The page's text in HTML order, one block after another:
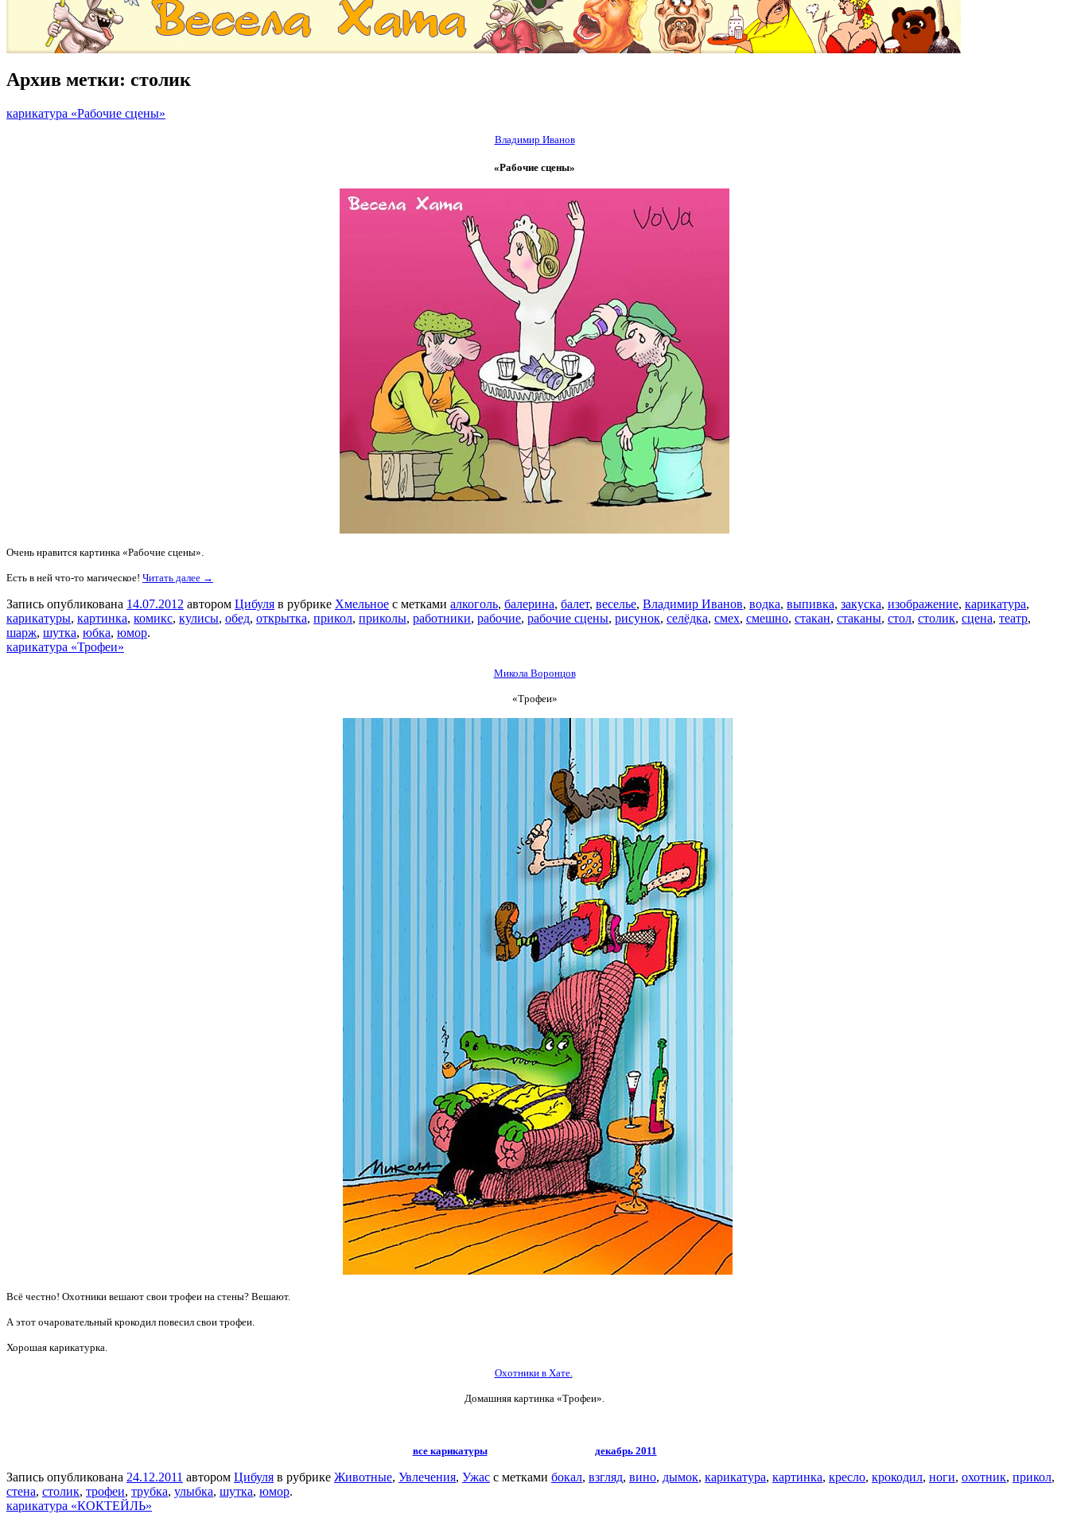
Архив метки: столик
карикатура «Рабочие сцены»
Владимир Иванов
«Рабочие сцены»
Очень нравится картинка «Рабочие сцены».
Есть в ней что-то магическое! Читать далее →
Запись опубликована 14.07.2012 автором Цибуля в рубрике Хмельное с метками алкоголь, балерина, балет, веселье, Владимир Иванов, водка, выпивка, закуска, изображение, карикатура,
карикатуры, картинка, комикс, кулисы, обед, открытка, прикол, приколы, работники, рабочие, рабочие сцены, рисунок, селёдка, смех, смешно, стакан, стаканы, стол, столик, сцена, театр,
шарж, шутка, юбка, юмор.
карикатура «Трофеи»
Микола Воронцов
«Трофеи»
Всё честно! Охотники вешают свои трофеи на стены? Вешают.
А этот очаровательный крокодил повесил свои трофеи.
Хорошая карикатурка.
Охотники в Хате.
Домашняя картинка «Трофеи».
все карикатуры декабрь 2011
Запись опубликована 24.12.2011 автором Цибуля в рубрике Животные, Увлечения, Ужас с метками бокал, взгляд, вино, дымок, карикатура, картинка, кресло, крокодил, ноги, охотник, прикол,
стена, столик, трофеи, трубка, улыбка, шутка, юмор.
карикатура «КОКТЕЙЛЬ»